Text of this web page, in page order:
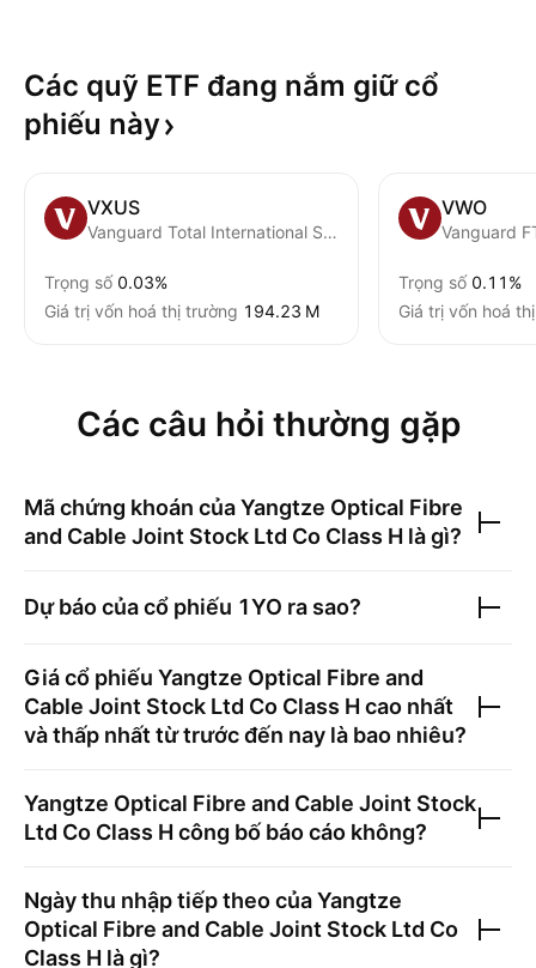
Các quỹ ETF đang nắm giữ cổ
phiếu này
VXUS
Vanguard Total International Stock ETF
Trọng số 0.03%
Giá trị vốn hoá thị trường ‪194.23 M‬
VWO
Trọng số 0.11%
Giá trị vốn hoá
Các câu hỏi thường gặp
Mã chứng khoán củaYangtze Optical Fibre
and Cable Joint Stock Ltd Co Class H là gì?
Dự báo của cổ phiếu 1YO ra sao?
Giá cổ phiếu Yangtze Optical Fibre and
Cable Joint Stock Ltd Co Class H cao nhất
và thấp nhất từ trước đến nay là bao nhiêu?
Yangtze Optical Fibre and Cable Joint Stock
Ltd Co Class H công bố báo cáo không?
Ngày thu nhập tiếp theo củaYangtze
Optical Fibre and Cable Joint Stock Ltd Co
Class H là gì?